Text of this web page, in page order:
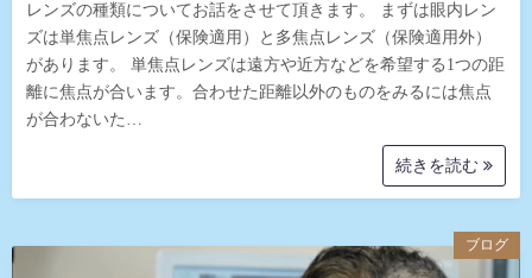
レンズの種類についてお話をさせて頂きます。 まずは眼内レン
ズは単焦点レンズ（保険適用）と多焦点レンズ（保険適用外）
があります。 単焦点レンズは遠方や近方などを希望する1つの距
離に焦点が合います。合わせた距離以外のものをみるには焦点
が合わないた…
続きを読む
ブログ